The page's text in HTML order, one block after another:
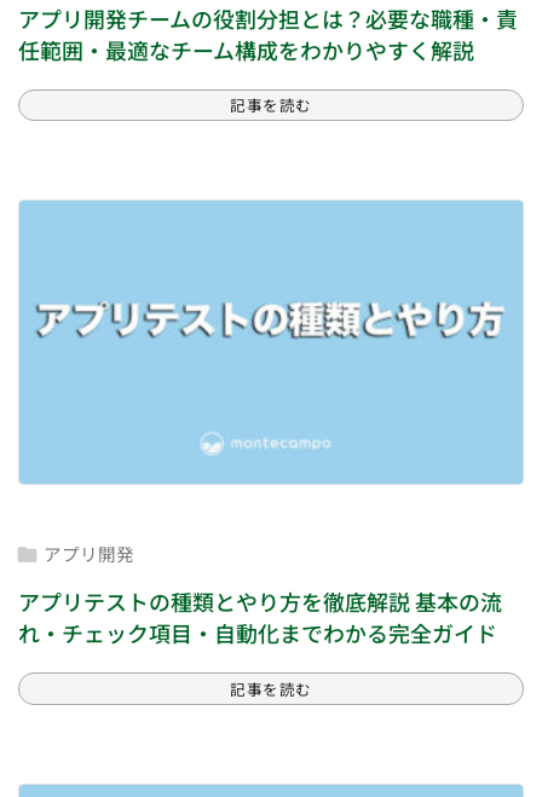
アプリ開発チームの役割分担とは？必要な職種・責
任範囲・最適なチーム構成をわかりやすく解説
記事を読む
 アプリ開発
アプリテストの種類とやり方を徹底解説 基本の流
れ・チェック項目・自動化までわかる完全ガイド
記事を読む